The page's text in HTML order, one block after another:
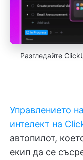
Разгледайте
Управлението
интелект на
автопилот,
екип да се